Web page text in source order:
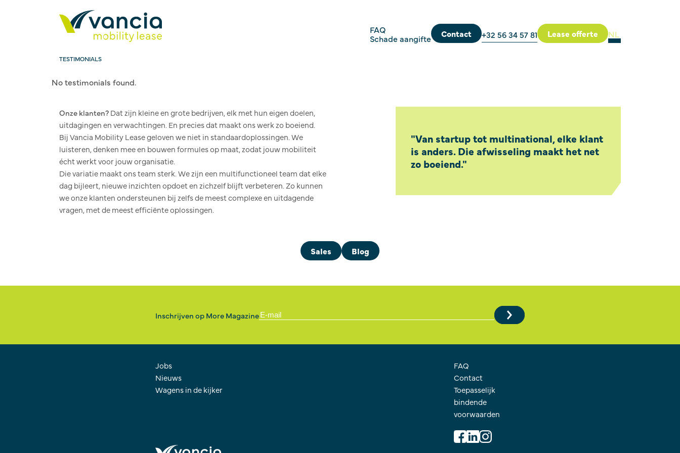
FAQ
Schade aangifte
Contact +32 56 34 57 81 Lease offerte NL
TESTIMONIALS
No testimonials found.
Onze klanten?Dat zijn kleine en grote bedrijven, elk met hun eigen doelen,
uitdagingen en verwachtingen. En precies dat maakt ons werk zo boeiend.
Bij Vancia Mobility Lease geloven we niet in standaardoplossingen. We
luisteren, denken mee en bouwen formules op maat, zodat jouw mobiliteit
écht werkt voor jouw organisatie.
Die variatie maakt ons team sterk. We zijn een multifunctioneel team dat elke
dag bijleert, nieuwe inzichten opdoet en zichzelf blijft verbeteren. Zo kunnen
we onze klanten ondersteunen bij zelfs de meest complexe en uitdagende
vragen, met de meest efficiënte oplossingen.
"Van startup tot multinational, elke klant
is anders. Die afwisseling maakt het net
zo boeiend."
Sales Blog
Inschrijven op More Magazine
Jobs
Nieuws
Wagens in de kijker
FAQ
Contact
Toepasselijk
bindende
voorwaarden